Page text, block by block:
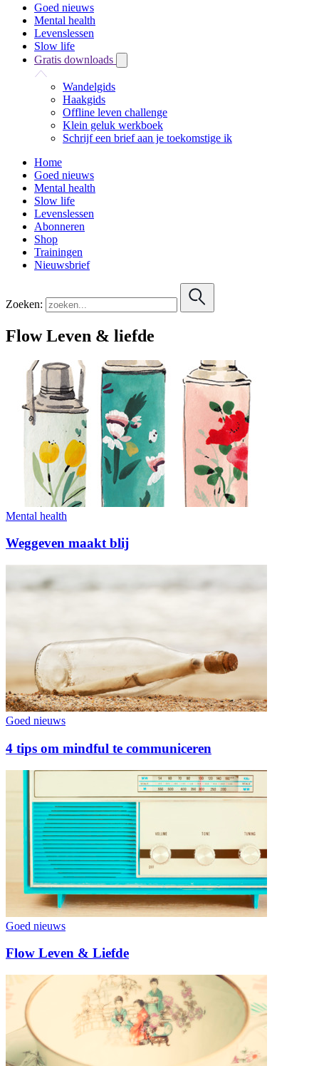
Goed nieuws
Mental health
Levenslessen
Slow life
Gratis downloads
Wandelgids
Haakgids
Offline leven challenge
Klein geluk werkboek
Schrijf een brief aan je toekomstige ik
Home
Goed nieuws
Mental health
Slow life
Levenslessen
Abonneren
Shop
Trainingen
Nieuwsbrief
Zoeken:
Flow Leven & liefde
Mental health
Weggeven maakt blij
Goed nieuws
4 tips om mindful te communiceren
Goed nieuws
Flow Leven & Liefde